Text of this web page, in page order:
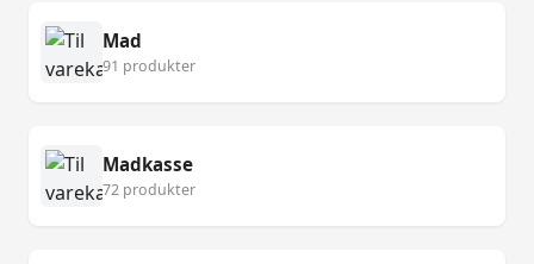
Mad
91 produkter
Madkasse
72 produkter